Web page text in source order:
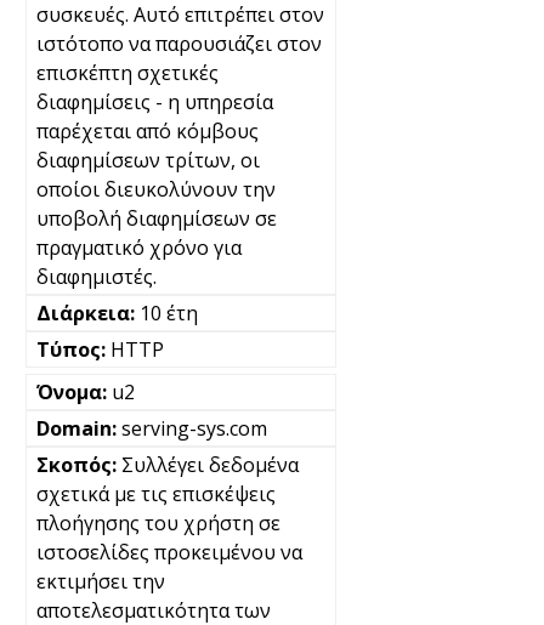
συσκευές. Αυτό επιτρέπει στον
ιστότοπο να παρουσιάζει στον
επισκέπτη σχετικές
διαφημίσεις - η υπηρεσία
παρέχεται από κόμβους
διαφημίσεων τρίτων, οι
οποίοι διευκολύνουν την
υποβολή διαφημίσεων σε
πραγματικό χρόνο για
διαφημιστές.
10 έτη
HTTP
u2
serving-sys.com
Συλλέγει δεδομένα
σχετικά με τις επισκέψεις
πλοήγησης του χρήστη σε
ιστοσελίδες προκειμένου να
εκτιμήσει την
αποτελεσματικότητα των